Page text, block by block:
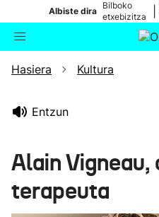
Albiste dira
Bilboko
etxebizitza
Bilatzailea
Hasiera Kultura
Entzun
Alain
terapeuta